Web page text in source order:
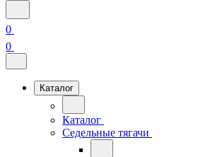
0
0
Каталог
Каталог
Седельные тягачи